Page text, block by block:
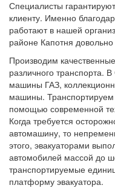
Специалисты
клиенту. Именно
работают в нашей
районе Капотня довольно
Производим
различного транспорта.
машины ГАЗ,
машины.
помощью современной
Когда требуется
автомашину, то
этого, эвакуаторами
автомобилей массой до
транспортируемые
платформу эвакуатора.